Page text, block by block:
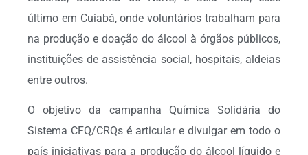
último em Cuiabá, onde voluntários trabalham para
na produção e doação do álcool à órgãos públicos,
instituições de assistência social, hospitais, aldeias
entre outros.
O objetivo da campanha Química Solidária do
Sistema CFQ/CRQs é articular e divulgar em todo o
país iniciativas para a produção do álcool líquido e